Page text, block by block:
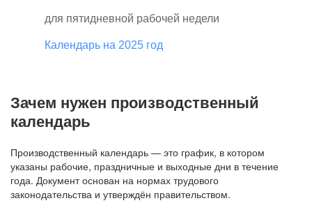
для пятидневной рабочей недели
Календарь на 2025 год
Зачем нужен производственный
календарь
Производственный календарь — это график, в котором
указаны рабочие, праздничные и выходные дни в течение
года. Документ основан на нормах трудового
законодательства и утверждён правительством.